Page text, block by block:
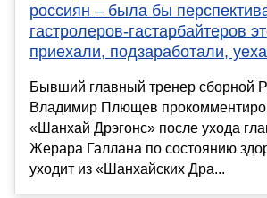
россиян – была бы
гастролеров‑гастарбайтеров
приехали, подзаработали,
Бывший главный тренер сборной
Владимир Плющев
«Шанхай Дрэгонс» после ухода
Жерара Галлана по состоянию
уходит из «Шанхайских Дра...